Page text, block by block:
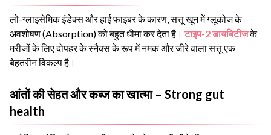
लो-ग्लाइसेमिक इंडेक्स और हाई फाइबर के कारण, सत्तू खून में ग्लूकोज के
अवशोषण (Absorption) को बहुत धीमा कर देता है। टाइप-2 डायबिटीजके
मरीजों के लिए दोपहर के स्नैक्स के रूप में नमक और जीरे वाला सत्तू एक
बेहतरीन विकल्प है।
आंतों की सेहत और कब्ज का खात्मा – Strong gut
health